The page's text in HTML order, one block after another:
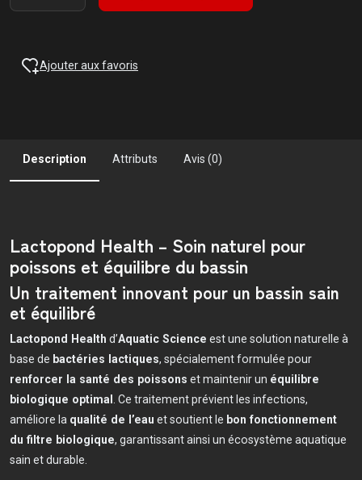
Ajouter aux favoris
Description Attributs Avis (0)
Lactopond Health – Soin naturel pour
poissons et équilibre du bassin
Un traitement innovant pour un bassin sain
et équilibré
Lactopond Health d’Aquatic Science est une solution naturelle à
base de bactéries lactiques, spécialement formulée pour
renforcer la santé des poissons et maintenir un équilibre
biologique optimal . Ce traitement prévient les infections,
améliore la qualité de l’eau et soutient le bon fonctionnement
du filtre biologique, garantissant ainsi un écosystème aquatique
sain et durable.